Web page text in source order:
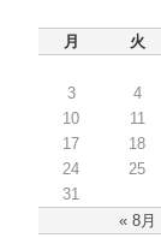
月
火
« 8月
3
4
10
11
17
18
24
25
31